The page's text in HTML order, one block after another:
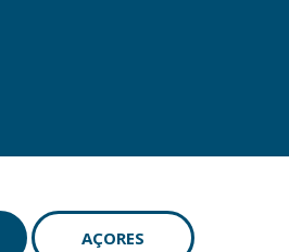
AÇORES